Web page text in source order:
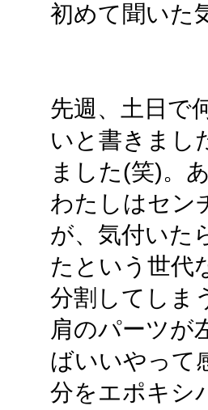
初めて聞いた
先週、土日で
いと書きまし
ました(笑)。
わたしはセン
が、気付いた
たという世代
分割してしま
肩のパーツが
ばいいやって
分をエポキシ